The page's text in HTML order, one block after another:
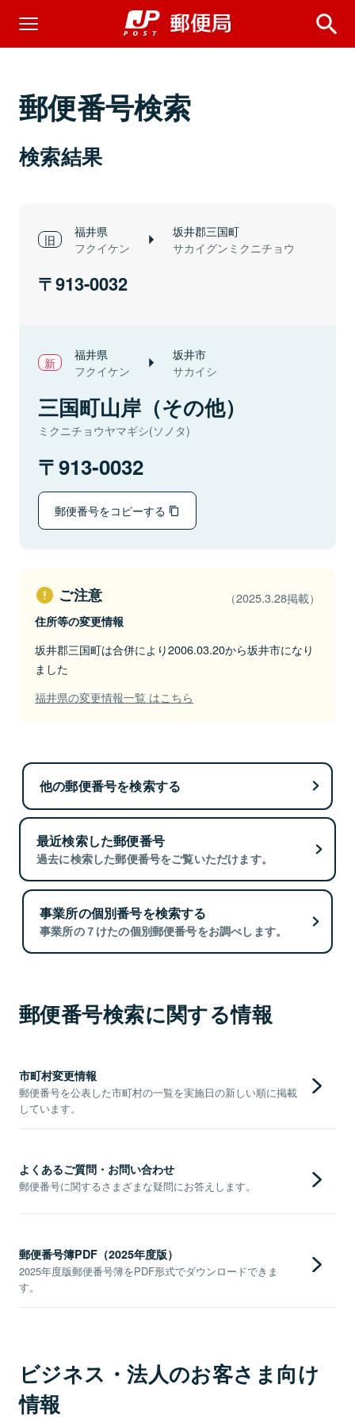
郵便番号検索
検索結果
福井県
フクイケン
坂井郡三国町
サカイグンミクニチョウ
913-0032
福井県
フクイケン
坂井市
サカイシ
三国町山岸（その他）
ミクニチョウヤマギシ(ソノタ)
913-0032
郵便番号をコピーする
ご注意 （2025.3.28掲載）
住所等の変更情報
坂井郡三国町は合併により2006.03.20から坂井市になり
ました
福井県の変更情報一覧 はこちら
他の郵便番号を検索する
最近検索した郵便番号
過去に検索した郵便番号をご覧いただけます。
事業所の個別番号を検索する
事業所の７けたの個別郵便番号をお調べします。
郵便番号検索に関する情報
市町村変更情報
郵便番号を公表した市町村の一覧を実施日の新しい順に掲載
しています。
よくあるご質問・お問い合わせ
郵便番号に関するさまざまな疑問にお答えします。
郵便番号簿PDF（2025年度版）
2025年度版郵便番号簿をPDF形式でダウンロードできま
す。
ビジネス・法人のお客さま向け
情報